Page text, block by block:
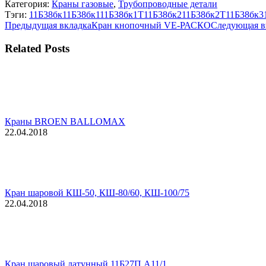
Категория: Краны газовые, Трубопроводные детали
Тэги: 11Б38бк11Б38бк111Б38бк1Т11Б38бк211Б38бк2Т11Б38бк3
Навигация
по
Предыдущая вкладкаПредыдущая
Кран кнопочный VE-РАСКОСледующая
Related Posts
Краны BROEN BALLOMAX
22.04.2018
Кран шаровой КШ-50, КШ-80/60, КШ-100/75
22.04.2018
Кран шаровый латунный 11Б27П А11/1